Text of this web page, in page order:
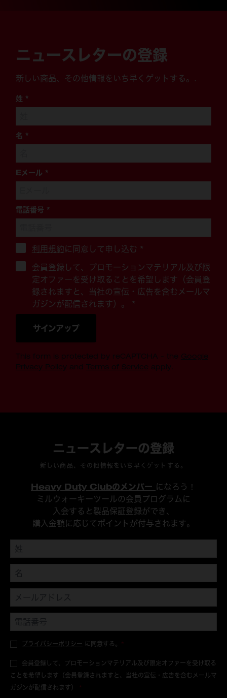
ニュースレターの登録
新しい商品、その他情報をいち早くゲットする。.
姓 *
名 *
Eメール *
電話番号 *
利用規約に同意して申し込む *
会員登録して、プロモーションマテリアル及び限
定オファーを受け取ることを希望します（会員登
録されますと、当社の宣伝・広告を含むメールマ
ガジンが配信されます）。 *
サインアップ
This form is protected by reCAPTCHA - the Google
Privacy Policyand Terms of Service apply.
ニュースレターの登録
新しい商品、その他情報をいち早くゲットする。
Heavy Duty Clubのメンバー になろう！
ミルウォーキーツールの会員プログラムに
入会すると製品保証登録ができ、
購入金額に応じてポイントが付与されます。
プライバシーポリシー に同意する。 *
会員登録して、プロモーションマテリアル及び限定オファーを受け取る
ことを希望します（会員登録されますと、当社の宣伝・広告を含むメールマ
ガジンが配信されます） *